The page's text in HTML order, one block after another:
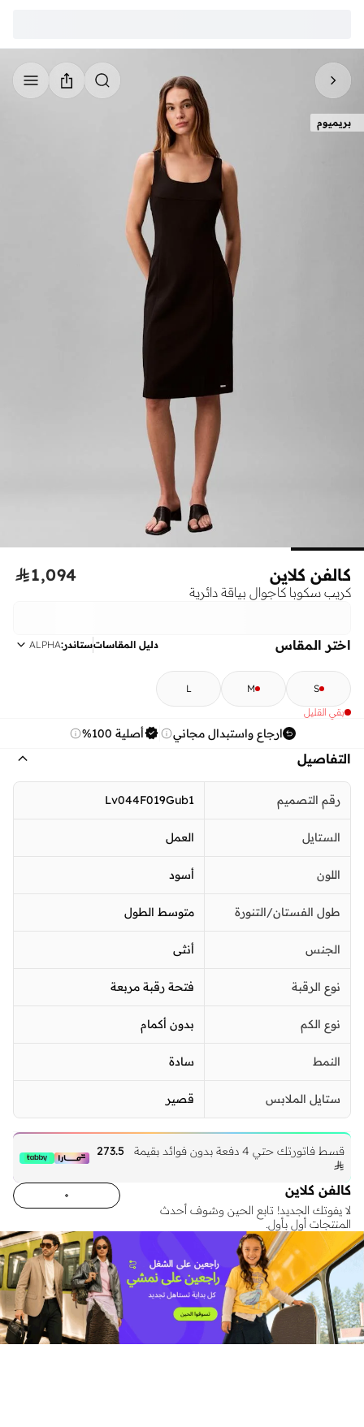
بريميوم
كالفن كلاين
كريب سكوبا كاجوال بياقة دائرية
1,094
اختر المقاس دليل المقاساتستاندر:
ALPHA
S
M
L
بقي القليل
ارجاع واستبدال مجاني أصلية 100%
التفاصيل
رقم التصميم Lv044F019Gub1
الستايل العمل
اللون أسود
طول الفستان/التنورة متوسط الطول
الجنس أنثى
نوع الرقبة فتحة رقبة مربعة
نوع الكم بدون أكمام
النمط سادة
ستايل الملابس قصير
قسط فاتورتك حتي 4 دفعة بدون فوائد بقيمة
273.5

كالفن كلاين
لا يفوتك الجديد! تابع الحين وشوف أحدث
المنتجات أول بأول.